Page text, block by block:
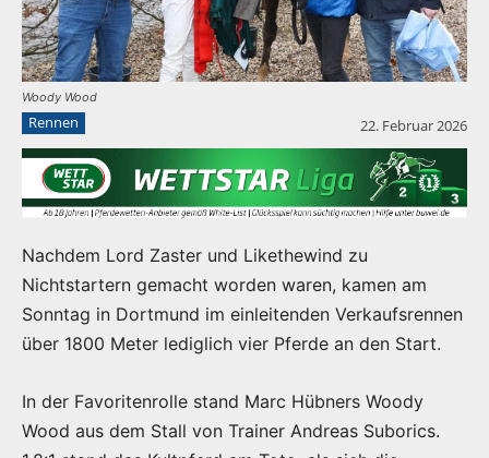
Woody Wood
Rennen 22. Februar 2026
Nachdem Lord Zaster und Likethewind zu
Nichtstartern gemacht worden waren, kamen am
Sonntag in Dortmund im einleitenden Verkaufsrennen
über 1800 Meter lediglich vier Pferde an den Start.
In der Favoritenrolle stand Marc Hübners Woody
Wood aus dem Stall von Trainer Andreas Suborics.